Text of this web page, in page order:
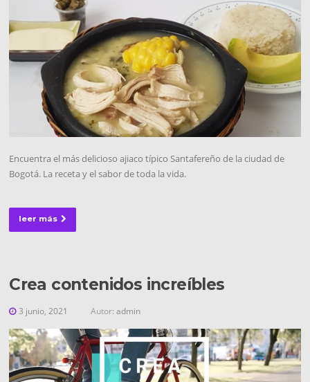
Encuentra el más delicioso ajiaco típico Santafereño de la ciudad de
Bogotá. La receta y el sabor de toda la vida.
leer más
Crea contenidos increíbles
3 junio, 2021 Autor:admin